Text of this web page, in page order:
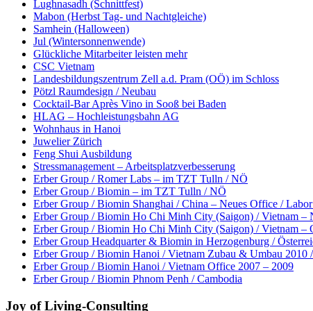
Lughnasadh (Schnittfest)
Mabon (Herbst Tag- und Nachtgleiche)
Samhein (Halloween)
Jul (Wintersonnenwende)
Glückliche Mitarbeiter leisten mehr
CSC Vietnam
Landesbildungszentrum Zell a.d. Pram (OÖ) im Schloss
Pötzl Raumdesign / Neubau
Cocktail-Bar Après Vino in Sooß bei Baden
HLAG – Hochleistungsbahn AG
Wohnhaus in Hanoi
Juwelier Zürich
Feng Shui Ausbildung
Stressmanagement – Arbeitsplatzverbesserung
Erber Group / Romer Labs – im TZT Tulln / NÖ
Erber Group / Biomin – im TZT Tulln / NÖ
Erber Group / Biomin Shanghai / China – Neues Office /
Erber Group / Biomin Ho Chi Minh City (Saigon) / Vietnam –
Erber Group / Biomin Ho Chi Minh City (Saigon) / Vietnam –
Erber Group Headquarter & Biomin in Herzogenburg /
Erber Group / Biomin Hanoi / Vietnam Zubau & Umbau 2010 /
Erber Group / Biomin Hanoi / Vietnam Office 2007 – 2009
Erber Group / Biomin Phnom Penh / Cambodia
Joy of Living-Consulting